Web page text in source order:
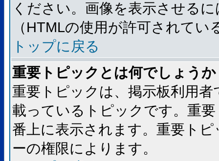
ください。画像を表示させる
（HTMLの使用が許可されて
トップに戻る
重要トピックとは何でしょうか
重要トピックは、掲示板利用
載っているトピックです。重
番上に表示されます。重要ト
ーの権限によります。